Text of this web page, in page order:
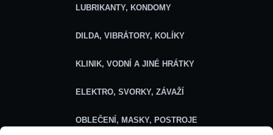
LUBRIKANTY, KONDOMY
DILDA, VIBRÁTORY, KOLÍKY
KLINIK, VODNÍ A JINÉ HRÁTKY
ELEKTRO, SVORKY, ZÁVAŽÍ
OBLEČENÍ, MASKY, POSTROJE